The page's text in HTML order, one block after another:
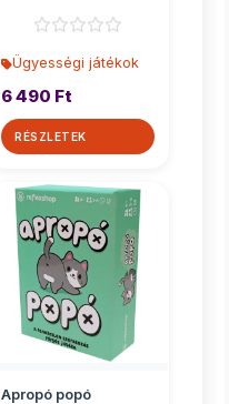
Ügyességi játékok
6 490 Ft
RÉSZLETEK
Apropó popó